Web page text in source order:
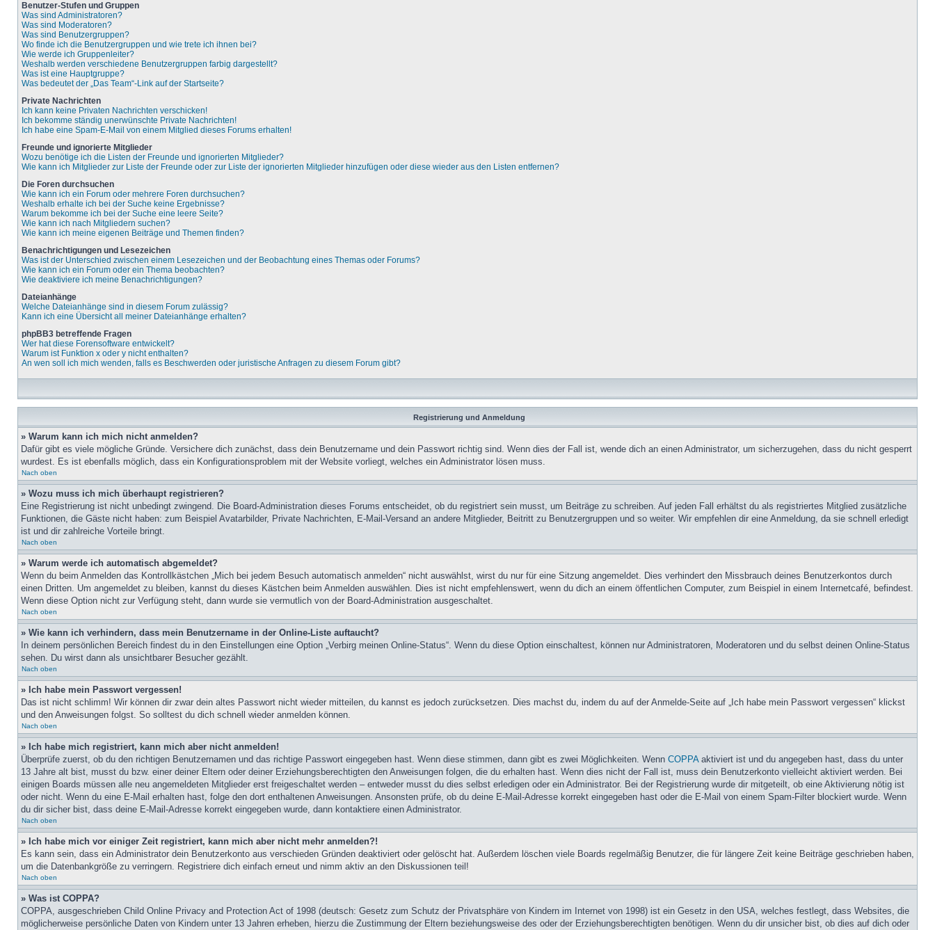
Benutzer-Stufen und Gruppen
Was sind Administratoren?
Was sind Moderatoren?
Was sind Benutzergruppen?
Wo finde ich die Benutzergruppen und wie trete ich ihnen bei?
Wie werde ich Gruppenleiter?
Weshalb werden verschiedene Benutzergruppen farbig dargestellt?
Was ist eine Hauptgruppe?
Was bedeutet der „Das Team“-Link auf der Startseite?
Private Nachrichten
Ich kann keine Privaten Nachrichten verschicken!
Ich bekomme ständig unerwünschte Private Nachrichten!
Ich habe eine Spam-E-Mail von einem Mitglied dieses Forums erhalten!
Freunde und ignorierte Mitglieder
Wozu benötige ich die Listen der Freunde und ignorierten Mitglieder?
Wie kann ich Mitglieder zur Liste der Freunde oder zur Liste der ignorierten Mitglieder hinzufügen oder diese wieder aus den Listen entfernen?
Die Foren durchsuchen
Wie kann ich ein Forum oder mehrere Foren durchsuchen?
Weshalb erhalte ich bei der Suche keine Ergebnisse?
Warum bekomme ich bei der Suche eine leere Seite?
Wie kann ich nach Mitgliedern suchen?
Wie kann ich meine eigenen Beiträge und Themen finden?
Benachrichtigungen und Lesezeichen
Was ist der Unterschied zwischen einem Lesezeichen und der Beobachtung eines Themas oder Forums?
Wie kann ich ein Forum oder ein Thema beobachten?
Wie deaktiviere ich meine Benachrichtigungen?
Dateianhänge
Welche Dateianhänge sind in diesem Forum zulässig?
Kann ich eine Übersicht all meiner Dateianhänge erhalten?
phpBB3 betreffende Fragen
Wer hat diese Forensoftware entwickelt?
Warum ist Funktion x oder y nicht enthalten?
An wen soll ich mich wenden, falls es Beschwerden oder juristische Anfragen zu diesem Forum gibt?
Registrierung und Anmeldung
» Warum kann ich mich nicht anmelden?
Dafür gibt es viele mögliche Gründe. Versichere dich zunächst, dass dein Benutzername und dein Passwort richtig sind. Wenn dies der Fall ist, wende dich an einen Administrator, um sicherzugehen, dass du nicht gesperrt
wurdest. Es ist ebenfalls möglich, dass ein Konfigurationsproblem mit der Website vorliegt, welches ein Administrator lösen muss.
Nach oben
» Wozu muss ich mich überhaupt registrieren?
Eine Registrierung ist nicht unbedingt zwingend. Die Board-Administration dieses Forums entscheidet, ob du registriert sein musst, um Beiträge zu schreiben. Auf jeden Fall erhältst du als registriertes Mitglied zusätzliche
Funktionen, die Gäste nicht haben: zum Beispiel Avatarbilder, Private Nachrichten, E-Mail-Versand an andere Mitglieder, Beitritt zu Benutzergruppen und so weiter. Wir empfehlen dir eine Anmeldung, da sie schnell erledigt
ist und dir zahlreiche Vorteile bringt.
Nach oben
» Warum werde ich automatisch abgemeldet?
Wenn du beim Anmelden das Kontrollkästchen „Mich bei jedem Besuch automatisch anmelden“ nicht auswählst, wirst du nur für eine Sitzung angemeldet. Dies verhindert den Missbrauch deines Benutzerkontos durch
einen Dritten. Um angemeldet zu bleiben, kannst du dieses Kästchen beim Anmelden auswählen. Dies ist nicht empfehlenswert, wenn du dich an einem öffentlichen Computer, zum Beispiel in einem Internetcafé, befindest.
Wenn diese Option nicht zur Verfügung steht, dann wurde sie vermutlich von der Board-Administration ausgeschaltet.
Nach oben
» Wie kann ich verhindern, dass mein Benutzername in der Online-Liste auftaucht?
In deinem persönlichen Bereich findest du in den Einstellungen eine Option „Verbirg meinen Online-Status“. Wenn du diese Option einschaltest, können nur Administratoren, Moderatoren und du selbst deinen Online-Status
sehen. Du wirst dann als unsichtbarer Besucher gezählt.
Nach oben
» Ich habe mein Passwort vergessen!
Das ist nicht schlimm! Wir können dir zwar dein altes Passwort nicht wieder mitteilen, du kannst es jedoch zurücksetzen. Dies machst du, indem du auf der Anmelde-Seite auf „Ich habe mein Passwort vergessen“ klickst
und den Anweisungen folgst. So solltest du dich schnell wieder anmelden können.
Nach oben
» Ich habe mich registriert, kann mich aber nicht anmelden!
Überprüfe zuerst, ob du den richtigen Benutzernamen und das richtige Passwort eingegeben hast. Wenn diese stimmen, dann gibt es zwei Möglichkeiten. Wenn COPPAaktiviert ist und du angegeben hast, dass du unter
13 Jahre alt bist, musst du bzw. einer deiner Eltern oder deiner Erziehungsberechtigten den Anweisungen folgen, die du erhalten hast. Wenn dies nicht der Fall ist, muss dein Benutzerkonto vielleicht aktiviert werden. Bei
einigen Boards müssen alle neu angemeldeten Mitglieder erst freigeschaltet werden – entweder musst du dies selbst erledigen oder ein Administrator. Bei der Registrierung wurde dir mitgeteilt, ob eine Aktivierung nötig ist
oder nicht. Wenn du eine E-Mail erhalten hast, folge den dort enthaltenen Anweisungen. Ansonsten prüfe, ob du deine E-Mail-Adresse korrekt eingegeben hast oder die E-Mail von einem Spam-Filter blockiert wurde. Wenn
du dir sicher bist, dass deine E-Mail-Adresse korrekt eingegeben wurde, dann kontaktiere einen Administrator.
Nach oben
» Ich habe mich vor einiger Zeit registriert, kann mich aber nicht mehr anmelden?!
Es kann sein, dass ein Administrator dein Benutzerkonto aus verschieden Gründen deaktiviert oder gelöscht hat. Außerdem löschen viele Boards regelmäßig Benutzer, die für längere Zeit keine Beiträge geschrieben haben,
um die Datenbankgröße zu verringern. Registriere dich einfach erneut und nimm aktiv an den Diskussionen teil!
Nach oben
» Was ist COPPA?
COPPA, ausgeschrieben Child Online Privacy and Protection Act of 1998 (deutsch: Gesetz zum Schutz der Privatsphäre von Kindern im Internet von 1998) ist ein Gesetz in den USA, welches festlegt, dass Websites, die
möglicherweise persönliche Daten von Kindern unter 13 Jahren erheben, hierzu die Zustimmung der Eltern beziehungsweise des oder der Erziehungsberechtigten benötigen. Wenn du dir unsicher bist, ob dies auf dich oder